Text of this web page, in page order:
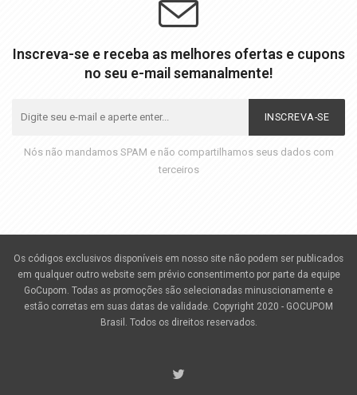
Inscreva-se e receba as melhores ofertas e cupons
no seu e-mail semanalmente!
INSCREVA-SE
Nós não mandamos SPAM e não compartilhamos seus dados com
terceiros
Os códigos exclusivos disponíveis em nosso site não podem ser publicados
em qualquer outro website sem prévio consentimento por parte da equipe
GoCupom. Todas as promoções são selecionadas minuscionamente e
estão corretas em suas datas de validade. Copyright 2020 - GOCUPOM
Brasil. Todos os direitos reservados.